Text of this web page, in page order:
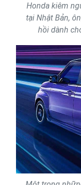
Honda kiêm
tại Nhật Bản,
hồi dành